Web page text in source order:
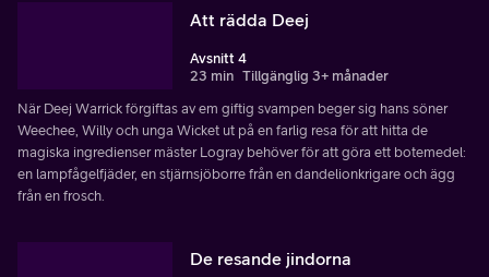
Att rädda Deej
Avsnitt 4
23 min Tillgänglig 3+ månader
När Deej Warrick förgiftas av em giftig svampen beger sig hans söner
Weechee, Willy och unga Wicket ut på en farlig resa för att hitta de
magiska ingredienser mäster Logray behöver för att göra ett botemedel:
en lampfågelfjäder, en stjärnsjöborre från en dandelionkrigare och ägg
från en frosch.
De resande jindorna